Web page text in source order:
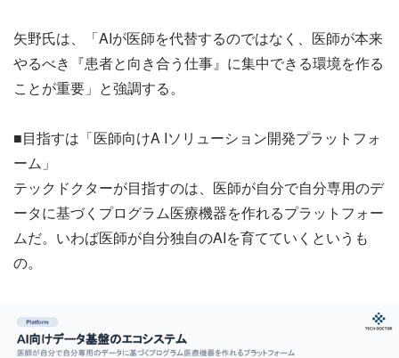
矢野氏は、「AIが医師を代替するのではなく、医師が本来
やるべき『患者と向き合う仕事』に集中できる環境を作る
ことが重要」と強調する。
■目指すは「医師向けA Iソリューション開発プラットフォ
ーム」
テックドクターが目指すのは、医師が自分で自分専用のデ
ータに基づくプログラム医療機器を作れるプラットフォー
ムだ。いわば医師が自分独自のAIを育てていくというも
の。